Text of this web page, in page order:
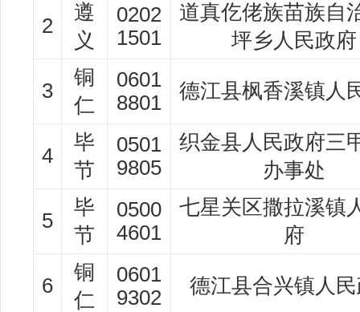
2
遵
义
0202
1501
道真仡佬族苗族自
坪乡人民政府
3
铜
仁
0601
8801
德江县枫香溪镇人
4
毕
节
0501
9805
织金县人民政府三
办事处
5
毕
节
0500
4601
七星关区撒拉溪镇
府
6
铜
仁
0601
9302
德江县合兴镇人